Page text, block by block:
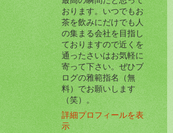
おります。いつでもお
茶を飲みにだけでも人
の集まる会社を目指し
ておりますので近くを
通ったさいはお気軽に
寄って下さい。ぜひブ
ログの雅範指名（無
料）でお願いします
（笑）。
詳細プロフィールを表
示